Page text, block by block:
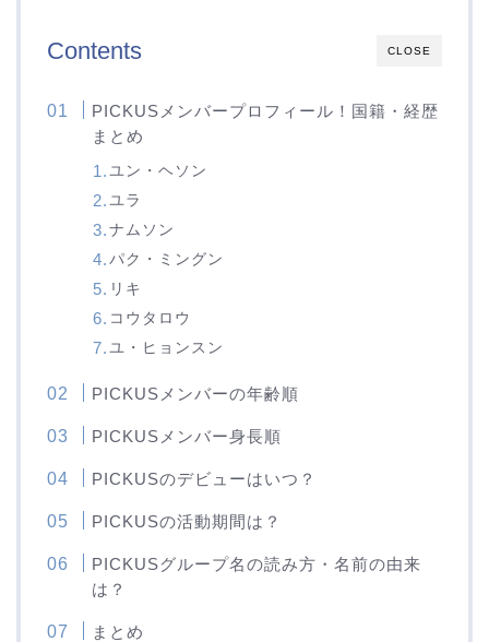
CLOSE
Contents
PICKUSメンバープロフィール！国籍・経歴
まとめ
ユン・ヘソン
ユラ
ナムソン
パク・ミングン
リキ
コウタロウ
ユ・ヒョンスン
PICKUSメンバーの年齢順
PICKUSメンバー身長順
PICKUSのデビューはいつ？
PICKUSの活動期間は？
PICKUSグループ名の読み方・名前の由来
は？
まとめ